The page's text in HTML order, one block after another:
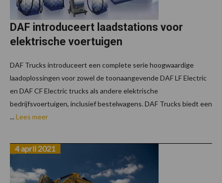
DAF introduceert laadstations voor
elektrische voertuigen
DAF Trucks introduceert een complete serie hoogwaardige
laadoplossingen voor zowel de toonaangevende DAF LF Electric
en DAF CF Electric trucks als andere elektrische
bedrijfsvoertuigen, inclusief bestelwagens. DAF Trucks biedt een
... Lees meer
4 april 2021